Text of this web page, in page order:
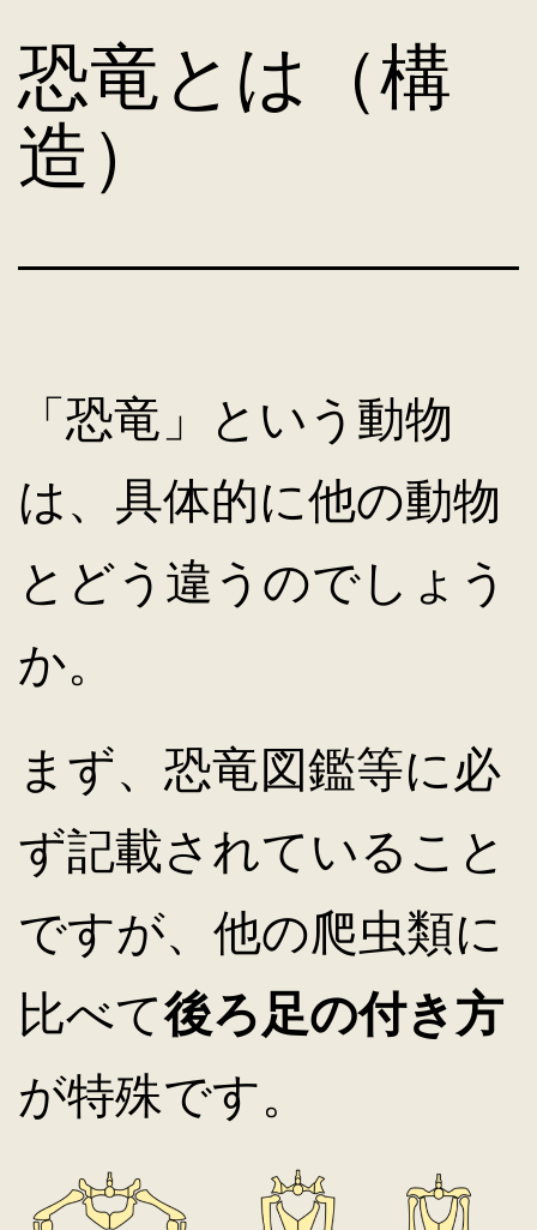
コ
ン
テ
ン
ス
キ
ッ
プ
恐竜とは（構
造）
「恐竜」という動物
は、具体的に他の動物
とどう違うのでしょう
か。
まず、恐竜図鑑等に必
ず記載されていること
ですが、他の爬虫類に
比べて後ろ足の付き方
が特殊です。